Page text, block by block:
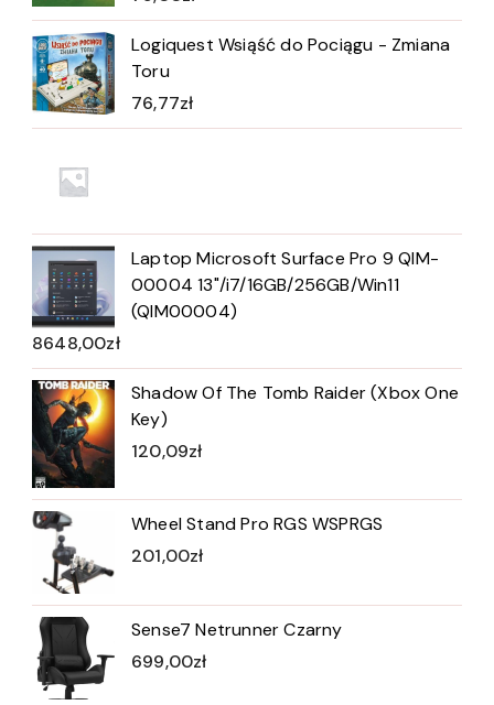
Logiquest Wsiąść do Pociągu - Zmiana
Toru
76,77zł
Laptop Microsoft Surface Pro 9 QIM-
00004 13"/i7/16GB/256GB/Win11
(QIM00004)
8648,00zł
Shadow Of The Tomb Raider (Xbox One
Key)
120,09zł
Wheel Stand Pro RGS WSPRGS
201,00zł
Sense7 Netrunner Czarny
699,00zł